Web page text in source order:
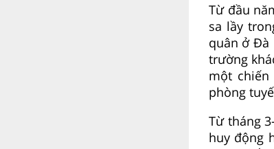
Từ đầu
sa lầy
quân ở Đà
trường
một
phòng
Từ tháng
huy động